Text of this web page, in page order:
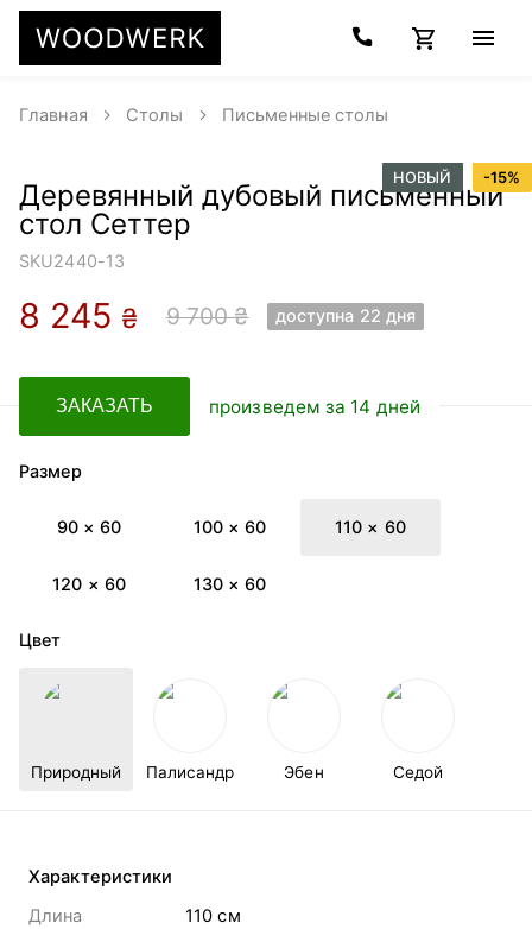
Главная Столы Письменные столы
НОВЫЙ -15%
Деревянный дубовый письменный
стол Сеттер
SKU2440-13
8 245 ₴ 9 700 ₴ доступна 22 дня
ЗАКАЗАТЬ произведем за 14 дней
Размер
90 × 60 100 × 60 110 × 60
120 × 60 130 × 60
Цвет
Природный Палисандр Эбен Седой
Характеристики
Длина
110 cм